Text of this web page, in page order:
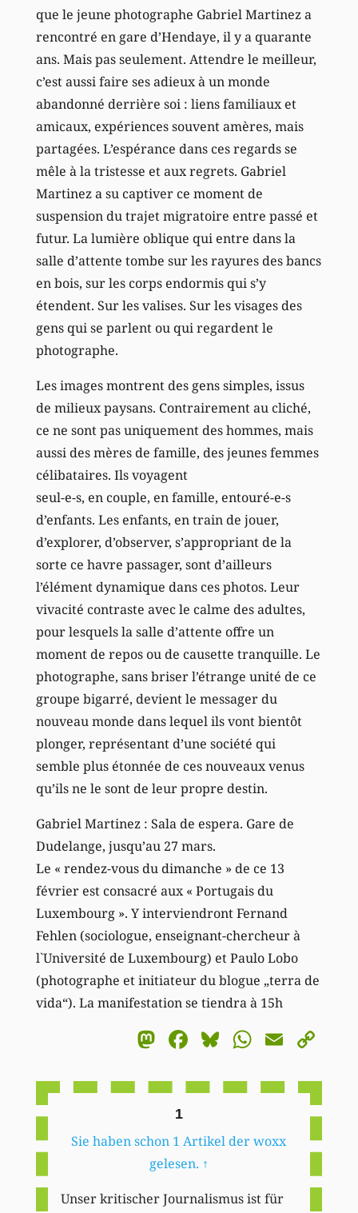
que le jeune photographe Gabriel Martinez a
rencontré en gare d’Hendaye, il y a quarante
ans. Mais pas seulement. Attendre le meilleur,
c’est aussi faire ses adieux à un monde
abandonné derrière soi : liens familiaux et
amicaux, expériences souvent amères, mais
partagées. L’espérance dans ces regards se
mêle à la tristesse et aux regrets. Gabriel
Martinez a su captiver ce moment de
suspension du trajet migratoire entre passé et
futur. La lumière oblique qui entre dans la
salle d’attente tombe sur les rayures des bancs
en bois, sur les corps endormis qui s’y
étendent. Sur les valises. Sur les visages des
gens qui se parlent ou qui regardent le
photographe.
Les images montrent des gens simples, issus
de milieux paysans. Contrairement au cliché,
ce ne sont pas uniquement des hommes, mais
aussi des mères de famille, des jeunes femmes
célibataires. Ils voyagent
seul-e-s, en couple, en famille, entouré-e-s
d’enfants. Les enfants, en train de jouer,
d’explorer, d’observer, s’appropriant de la
sorte ce havre passager, sont d’ailleurs
l’élément dynamique dans ces photos. Leur
vivacité contraste avec le calme des adultes,
pour lesquels la salle d’attente offre un
moment de repos ou de causette tranquille. Le
photographe, sans briser l’étrange unité de ce
groupe bigarré, devient le messager du
nouveau monde dans lequel ils vont bientôt
plonger, représentant d’une société qui
semble plus étonnée de ces nouveaux venus
qu’ils ne le sont de leur propre destin.
Gabriel Martinez : Sala de espera. Gare de
Dudelange, jusqu’au 27 mars.
Le « rendez-vous du dimanche » de ce 13
février est consacré aux « Portugais du
Luxembourg ». Y interviendront Fernand
Fehlen (sociologue, enseignant-chercheur à
l`Université de Luxembourg) et Paulo Lobo
(photographe et initiateur du blogue „terra de
vida“). La manifestation se tiendra à 15h
Mastodon
Facebook
BlueskyEmail
1
Sie haben schon 1 Artikel der woxx
gelesen. ↑
Unser kritischer Journalismus ist für